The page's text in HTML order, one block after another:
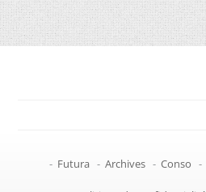
- Futura - Archives - Conso -